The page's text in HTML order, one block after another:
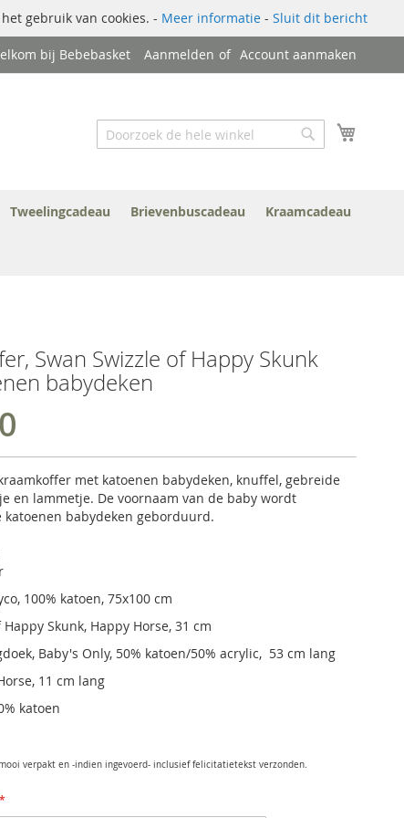
gebruik van cookies. - Meer informatie- Sluit dit bericht
bij Bebebasket Aanmelden Account aanmaken
Zoek
Zoek
Tweelingcadeau Brievenbuscadeau Kraamcadeau
Swan Swizzle of Happy Skunk
babydeken
met katoenen babydeken, knuffel, gebreide
en lammetje. De voornaam van de baby wordt
katoenen babydeken geborduurd.
100% katoen, 75x100 cm
Skunk, Happy Horse, 31 cm
Baby's Only, 50% katoen/50% acrylic, 53 cm lang
11 cm lang
katoen
verpakt en -indien ingevoerd- inclusief felicitatietekst verzonden.